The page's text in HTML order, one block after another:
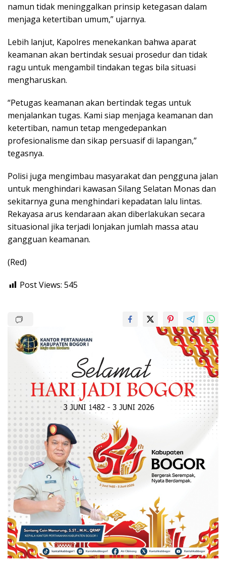
namun tidak meninggalkan prinsip ketegasan dalam
menjaga ketertiban umum,” ujarnya.
Lebih lanjut, Kapolres menekankan bahwa aparat
keamanan akan bertindak sesuai prosedur dan tidak
ragu untuk mengambil tindakan tegas bila situasi
mengharuskan.
“Petugas keamanan akan bertindak tegas untuk
menjalankan tugas. Kami siap menjaga keamanan dan
ketertiban, namun tetap mengedepankan
profesionalisme dan sikap persuasif di lapangan,”
tegasnya.
Polisi juga mengimbau masyarakat dan pengguna jalan
untuk menghindari kawasan Silang Selatan Monas dan
sekitarnya guna menghindari kepadatan lalu lintas.
Rekayasa arus kendaraan akan diberlakukan secara
situasional jika terjadi lonjakan jumlah massa atau
gangguan keamanan.
(Red)
Post Views: 545